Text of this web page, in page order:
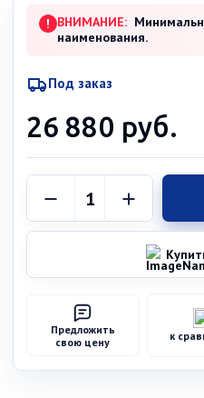
! ВНИМАНИЕ:
наименования.
Под заказ
26 880 руб.
Предложить
свою цену
к